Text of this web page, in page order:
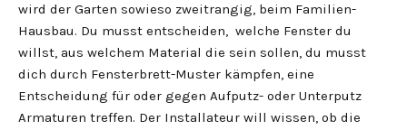
wird der Garten sowieso zweitrangig, beim Familien-
Hausbau. Du musst entscheiden, welche Fenster du
willst, aus welchem Material die sein sollen, du musst
dich durch Fensterbrett-Muster kämpfen, eine
Entscheidung für oder gegen Aufputz- oder Unterputz
Armaturen treffen. Der Installateur will wissen, ob die